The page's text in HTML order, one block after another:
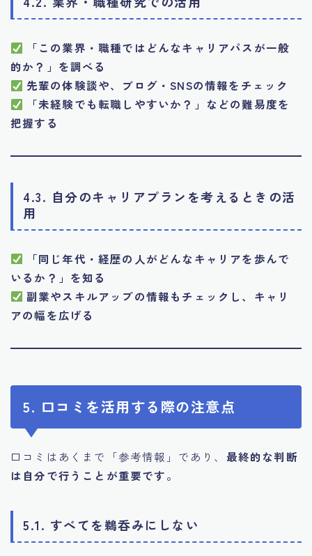
「この業界・職種ではどんなキャリアパスが一般
的か？」を調べる
先輩の体験談や、ブログ・SNSの情報をチェック
「未経験でも転職しやすいか？」などの難易度を
把握する
4.3. 自分のキャリアプランを考えるときの活
用
「同じ年代・経歴の人がどんなキャリアを歩んで
いるか？」を知る
副業やスキルアップの情報もチェックし、キャリ
アの幅を広げる
5. 口コミを活用する際の注意点
口コミはあくまで「参考情報」であり、 最終的な判断
は自分で行うことが重要です。
5.1. すべてを鵜呑みにしない